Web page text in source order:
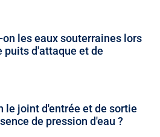
les eaux souterraines lors
puits d'attaque et de
le joint d'entrée et de sortie
de pression d'eau ?